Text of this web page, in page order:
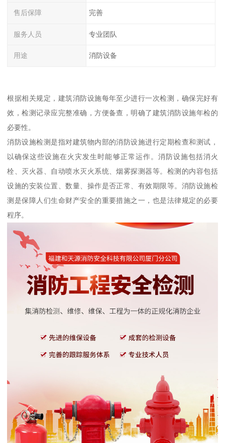
售后保障 完善
服务人员 专业团队
用途 消防设备
根据相关规定，建筑消防设施每年至少进行一次检测，确保完好有
效，检测记录应完整准确，方便备查，明确了建筑消防设施年检的
必要性。
消防设施检测是指对建筑物内部的消防设施进行定期检查和测试，
以确保这些设施在火灾发生时能够正常运作。消防设施包括消火
栓、灭火器、自动喷水灭火系统、烟雾探测器等。检测的内容包括
设施的安装位置、数量、操作是否正常、有效期限等。消防设施检
测是保障人们生命财产安全的重要措施之一，也是法律规定的必要
程序。